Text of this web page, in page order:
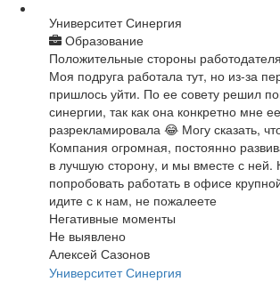
Университет Синергия
Образование
Положительные стороны работодателя
Моя подруга работала тут, но из-за
пришлось уйти. По ее совету решил
синергии, так как она конкретно мне ее
разрекламировала 😂 Могу сказать,
Компания огромная, постоянно
в лучшую сторону, и мы вместе с ней.
попробовать работать в офисе
идите с к нам, не пожалеете
Негативные моменты
Не выявлено
Алексей Сазонов
Университет Синергия